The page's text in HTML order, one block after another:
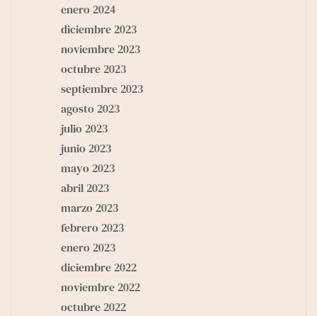
enero 2024
diciembre 2023
noviembre 2023
octubre 2023
septiembre 2023
agosto 2023
julio 2023
junio 2023
mayo 2023
abril 2023
marzo 2023
febrero 2023
enero 2023
diciembre 2022
noviembre 2022
octubre 2022